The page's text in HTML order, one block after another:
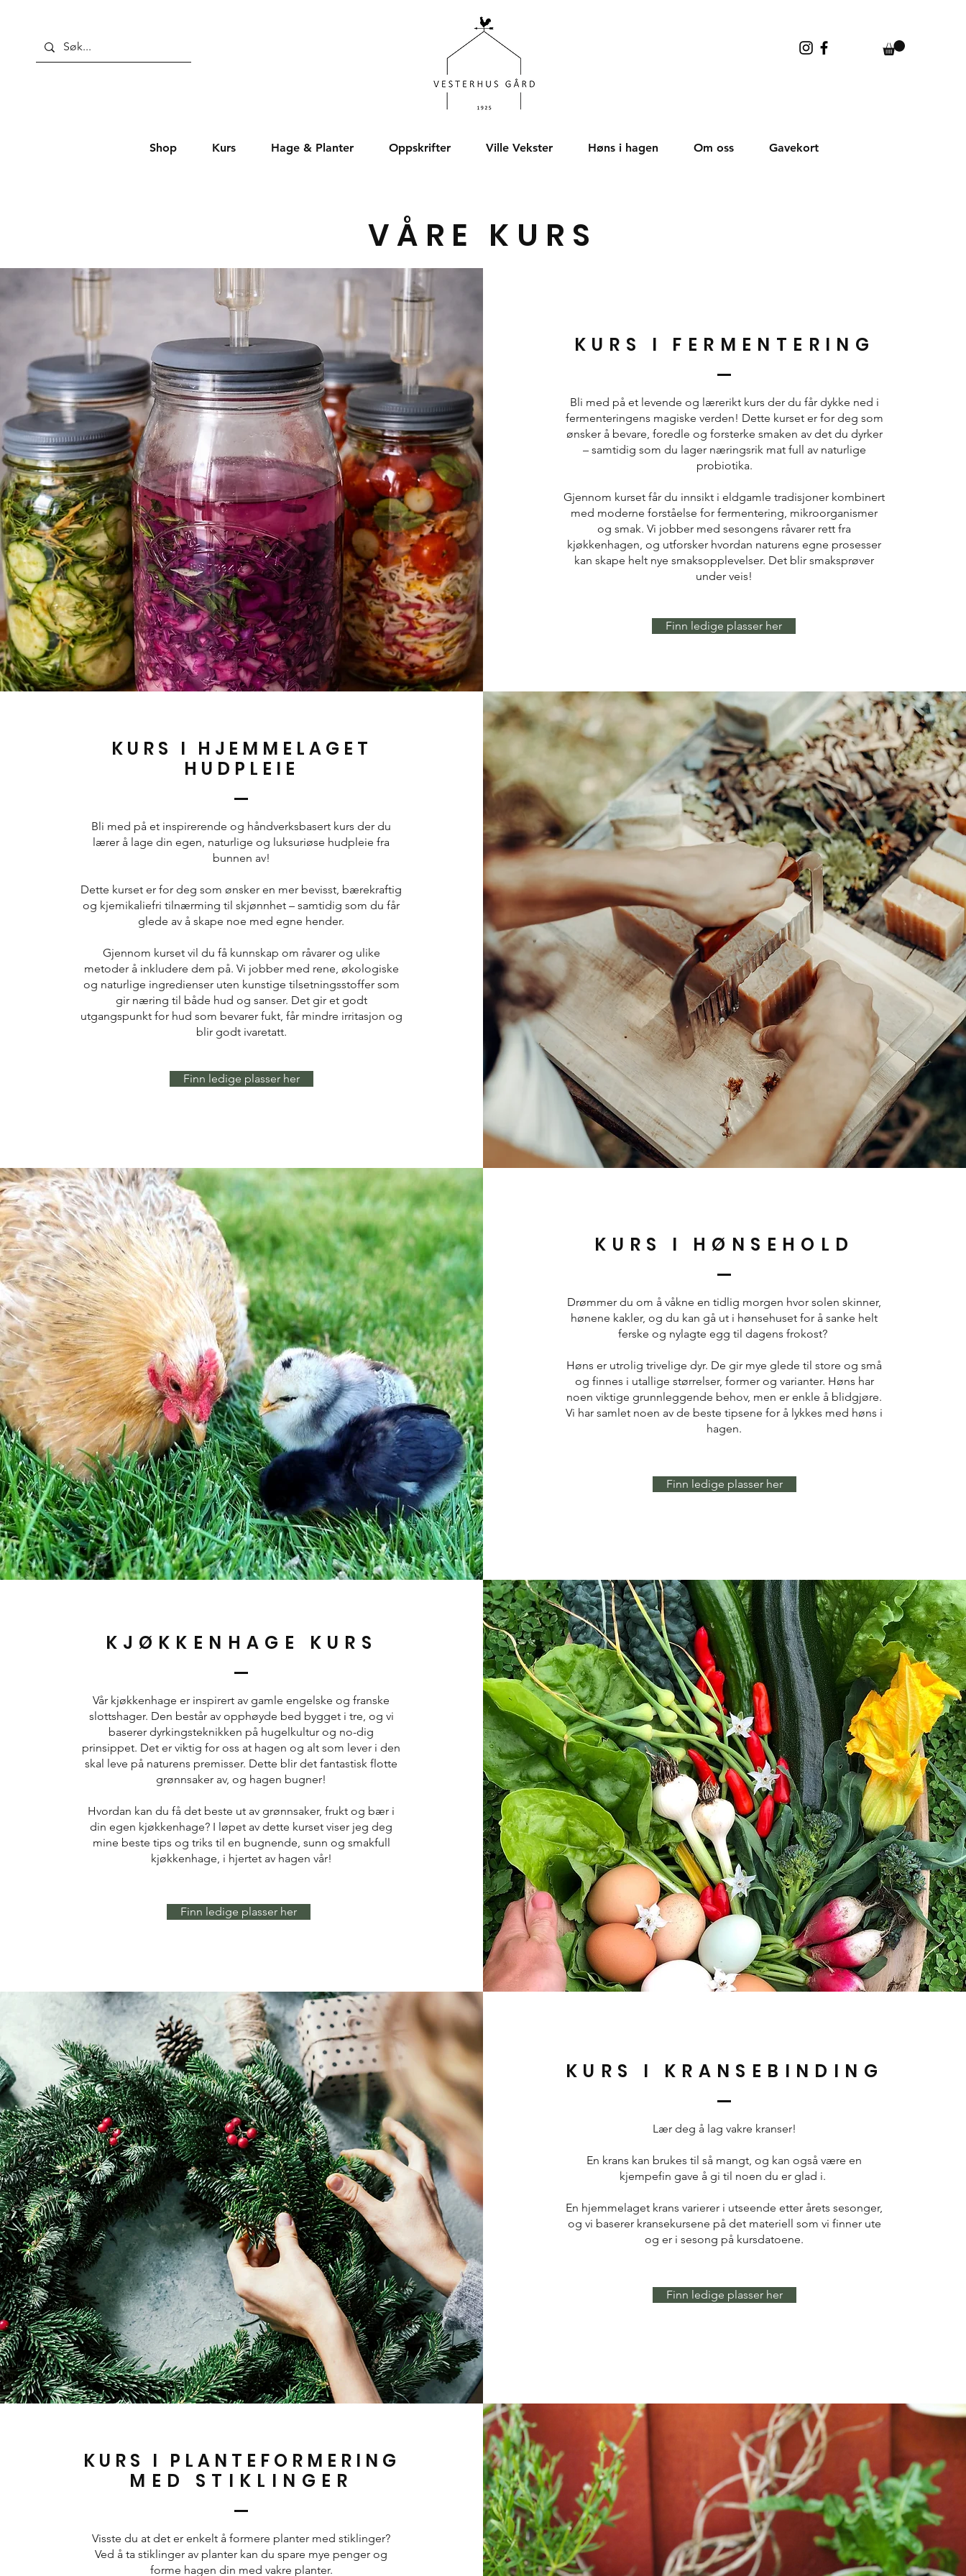
Shop Kurs Hage & Planter Oppskrifter Ville Vekster Høns i hagen Om oss Gavekort
VÅRE KURS
KURS I FERMENTERING
Bli med på et levende og lærerikt kurs der du får dykke ned i
fermenteringens magiske verden! Dette kurset er for deg som
ønsker å bevare, foredle og forsterke smaken av det du dyrker
– samtidig som du lager næringsrik mat full av naturlige
probiotika.
Gjennom kurset får du innsikt i eldgamle tradisjoner kombinert
med moderne forståelse for fermentering, mikroorganismer
og smak. Vi jobber med sesongens råvarer rett fra
kjøkkenhagen, og utforsker hvordan naturens egne prosesser
kan skape helt nye smaksopplevelser. Det blir smaksprøver
under veis!
Finn ledige plasser her
KURS I HJEMMELAGET
HUDPLEIE
Bli med på et inspirerende og håndverksbasert kurs der du
lærer å lage din egen, naturlige og luksuriøse hudpleie fra
bunnen av!
Dette kurset er for deg som ønsker en mer bevisst, bærekraftig
og kjemikaliefri tilnærming til skjønnhet – samtidig som du får
glede av å skape noe med egne hender.
Gjennom kurset vil du få kunnskap om råvarer og ulike
metoder å inkludere dem på. Vi jobber med rene, økologiske
og naturlige ingredienser uten kunstige tilsetningsstoffer som
gir næring til både hud og sanser. Det gir et godt
utgangspunkt for hud som bevarer fukt, får mindre irritasjon og
blir godt ivaretatt.
Finn ledige plasser her
KURS I HØNSEHOLD
Drømmer du om å våkne en tidlig morgen hvor solen skinner,
hønene kakler, og du kan gå ut i hønsehuset for å sanke helt
ferske og nylagte egg til dagens frokost?
Høns er utrolig trivelige dyr. De gir mye glede til store og små
og finnes i utallige størrelser, former og varianter. Høns har
noen viktige grunnleggende behov, men er enkle å blidgjøre.
Vi har samlet noen av de beste tipsene for å lykkes med høns i
hagen.
Finn ledige plasser her
KJØKKENHAGE KURS
Vår kjøkkenhage er inspirert av gamle engelske og franske
slottshager. Den består av opphøyde bed bygget i tre, og vi
baserer dyrkingsteknikken på hugelkultur og no-dig
prinsippet. Det er viktig for oss at hagen og alt som lever i den
skal leve på naturens premisser. Dette blir det fantastisk flotte
grønnsaker av, og hagen bugner!
Hvordan kan du få det beste ut av grønnsaker, frukt og bær i
din egen kjøkkenhage? I løpet av dette kurset viser jeg deg
mine beste tips og triks til en bugnende, sunn og smakfull
kjøkkenhage, i hjertet av hagen vår!
Finn ledige plasser her
KURS I KRANSEBINDING
Lær deg å lag vakre kranser!
En krans kan brukes til så mangt, og kan også være en
kjempefin gave å gi til noen du er glad i.
En hjemmelaget krans varierer i utseende etter årets sesonger,
og vi baserer kransekursene på det materiell som vi finner ute
og er i sesong på kursdatoene.
Finn ledige plasser her
KURS I PLANTEFORMERI NG
MED STIKLINGER
Visste du at det er enkelt å formere planter med stiklinger?
Ved å ta stiklinger av planter kan du spare mye penger og
forme hagen din med vakre planter.